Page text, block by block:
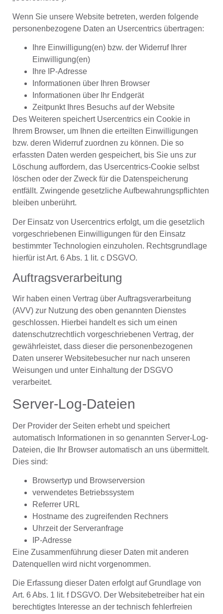
Wenn Sie unsere Website betreten, werden folgende
personenbezogene Daten an Usercentrics übertragen:
Ihre Einwilligung(en) bzw. der Widerruf Ihrer
Einwilligung(en)
Ihre IP-Adresse
Informationen über Ihren Browser
Informationen über Ihr Endgerät
Zeitpunkt Ihres Besuchs auf der Website
Des Weiteren speichert Usercentrics ein Cookie in
Ihrem Browser, um Ihnen die erteilten Einwilligungen
bzw. deren Widerruf zuordnen zu können. Die so
erfassten Daten werden gespeichert, bis Sie uns zur
Löschung auffordern, das Usercentrics-Cookie selbst
löschen oder der Zweck für die Datenspeicherung
entfällt. Zwingende gesetzliche Aufbewahrungspflichten
bleiben unberührt.
Der Einsatz von Usercentrics erfolgt, um die gesetzlich
vorgeschriebenen Einwilligungen für den Einsatz
bestimmter Technologien einzuholen. Rechtsgrundlage
hierfür ist Art. 6 Abs. 1 lit. c DSGVO.
Auftragsverarbeitung
Wir haben einen Vertrag über Auftragsverarbeitung
(AVV) zur Nutzung des oben genannten Dienstes
geschlossen. Hierbei handelt es sich um einen
datenschutzrechtlich vorgeschriebenen Vertrag, der
gewährleistet, dass dieser die personenbezogenen
Daten unserer Websitebesucher nur nach unseren
Weisungen und unter Einhaltung der DSGVO
verarbeitet.
Server-Log-Dateien
Der Provider der Seiten erhebt und speichert
automatisch Informationen in so genannten Server-Log-
Dateien, die Ihr Browser automatisch an uns übermittelt.
Dies sind:
Browsertyp und Browserversion
verwendetes Betriebssystem
Referrer URL
Hostname des zugreifenden Rechners
Uhrzeit der Serveranfrage
IP-Adresse
Eine Zusammenführung dieser Daten mit anderen
Datenquellen wird nicht vorgenommen.
Die Erfassung dieser Daten erfolgt auf Grundlage von
Art. 6 Abs. 1 lit. f DSGVO. Der Websitebetreiber hat ein
berechtigtes Interesse an der technisch fehlerfreien